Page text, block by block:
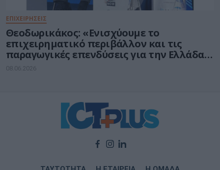
ΕΠΙΧΕΙΡΗΣΕΙΣ
Θεοδωρικάκος: «Ενισχύουμε το
επιχειρηματικό περιβάλλον και τις
παραγωγικές επενδύσεις για την Ελλάδα
του 2030»
08.06.2026